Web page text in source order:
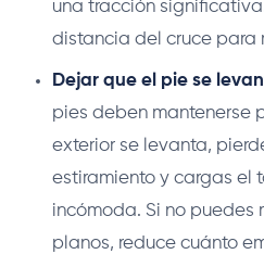
una tracción
distancia del cruce para
Dejar que el pie se
pies deben mantenerse
exterior se levanta,
estiramiento y cargas el
incómoda. Si no puedes
planos, reduce cuánto